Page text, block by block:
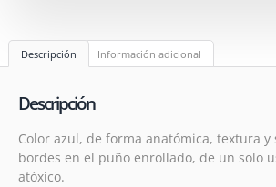
Descripción Información adicional
Descripción
Color azul, de forma anatómica, textura y
bordes en el puño enrollado, de un solo
atóxico.